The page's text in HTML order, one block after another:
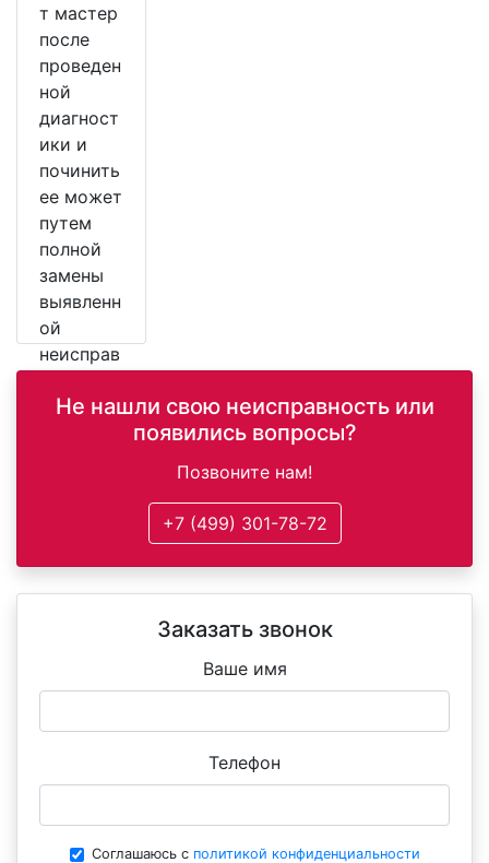
т мастер
после
проведен
ной
диагност
ики и
починить
ее может
путем
полной
замены
выявленн
ой
неисправ
детали.
Не нашли свою неисправность или
появились вопросы?
Позвоните нам!
+7 (499) 301-78-72
Заказать звонок
Ваше имя
Телефон
Соглашаюсь с политикой конфиденциальности